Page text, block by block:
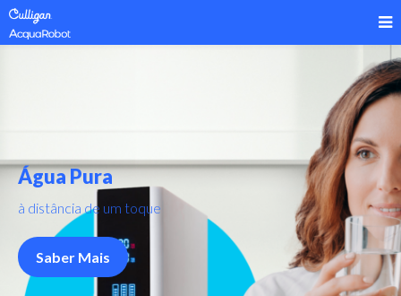
Água Pura
à distância de um toque
Saber Mais